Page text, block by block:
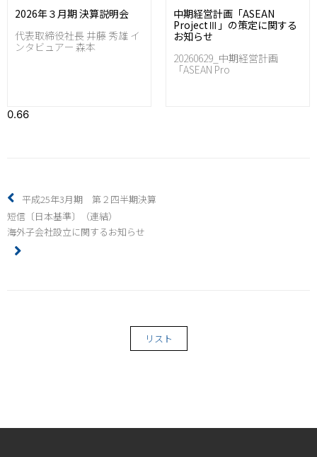
2026年３月期 決算説明会
代表取締役社長 井藤 秀雄 イ
ンタビュアー 森本
中期経営計画「ASEAN
ProjectⅢ」の策定に関する
お知らせ
20260629_中期経営計画
「ASEAN Pro
平成25年3月期 第２四半期決算
短信〔日本基準〕（連結）
海外子会社設立に関するお知らせ
リスト